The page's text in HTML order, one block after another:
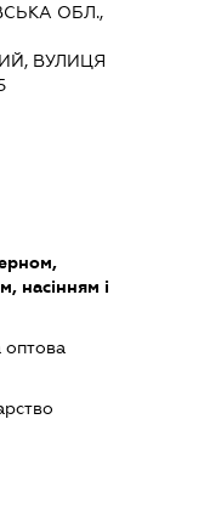
ОБЛ.,
ВУЛИЦЯ
насінням і
оптова